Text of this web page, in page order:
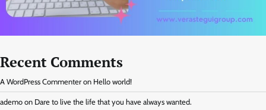
Recent Comments
A WordPress Commenter on Hello world!
ademo on Dare to live the life that you have always wanted.